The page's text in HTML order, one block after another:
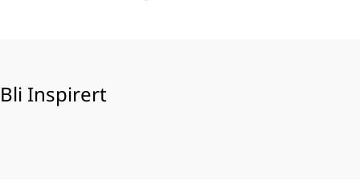
Bli Inspirert